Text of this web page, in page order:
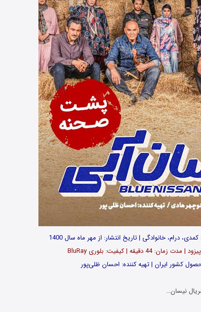
کمدی، درام، خانوادگی | تاریخ انتشار: از مهر ماه سال 1400
نیسان…